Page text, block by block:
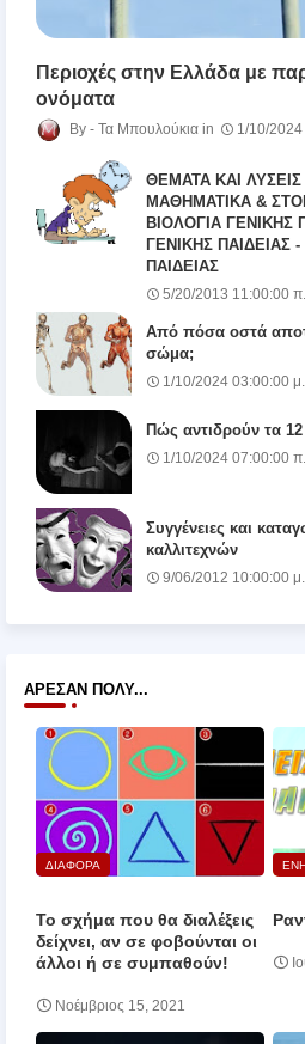
Περιοχές στην Ελλάδα με
ονόματα
Τα Μπουλούκια 1/10/
ΘΕΜΑΤΑ ΚΑΙ
ΜΑΘΗΜΑΤΙΚΑ &
ΒΙΟΛΟΓΙΑ ΓΕΝΙΚΗΣ
ΓΕΝΙΚΗΣ ΠΑΙΔΕΙΑΣ
ΠΑΙΔΕΙΑΣ
5/20/2013 11:00:00
Από πόσα οστά
σώμα;
1/10/2024 03:00:00
Πώς αντιδρούν τα
1/10/2024 07:00:00
Συγγένειες και
καλλιτεχνών
9/06/2012 10:00:00
ΆΡΕΣΑΝ ΠΟΛΎ...
ΔΙΑΦΟΡΑ
Το σχήμα που θα διαλέξεις
δείχνει, αν σε φοβούνται οι
άλλοι ή σε συμπαθούν!
Νοέμβριος 15, 2021